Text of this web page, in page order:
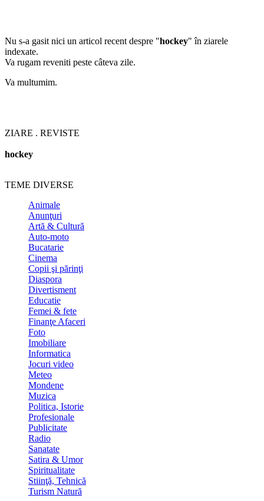
Nu s-a gasit nici un articol recent despre "hockey" în ziarele
indexate.
Va rugam reveniti peste câteva zile.
Va multumim.
ZIARE . REVISTE
hockey
TEME DIVERSE
Animale
Anunţuri
Artă & Cultură
Auto-moto
Bucatarie
Cinema
Copii şi părinţi
Diaspora
Divertisment
Educatie
Femei & fete
Finanţe Afaceri
Foto
Imobiliare
Informatica
Jocuri video
Meteo
Mondene
Muzica
Politica, Istorie
Profesionale
Publicitate
Radio
Sanatate
Satira & Umor
Spiritualitate
Stiinţă, Tehnică
Turism Natură